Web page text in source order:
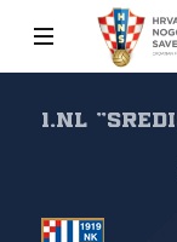
1.NL